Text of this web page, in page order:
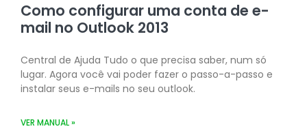
Como configurar uma conta de e-
mail no Outlook 2013
Central de Ajuda Tudo o que precisa saber, num só
lugar. Agora você vai poder fazer o passo-a-passo e
instalar seus e-mails no seu outlook.
VER MANUAL »